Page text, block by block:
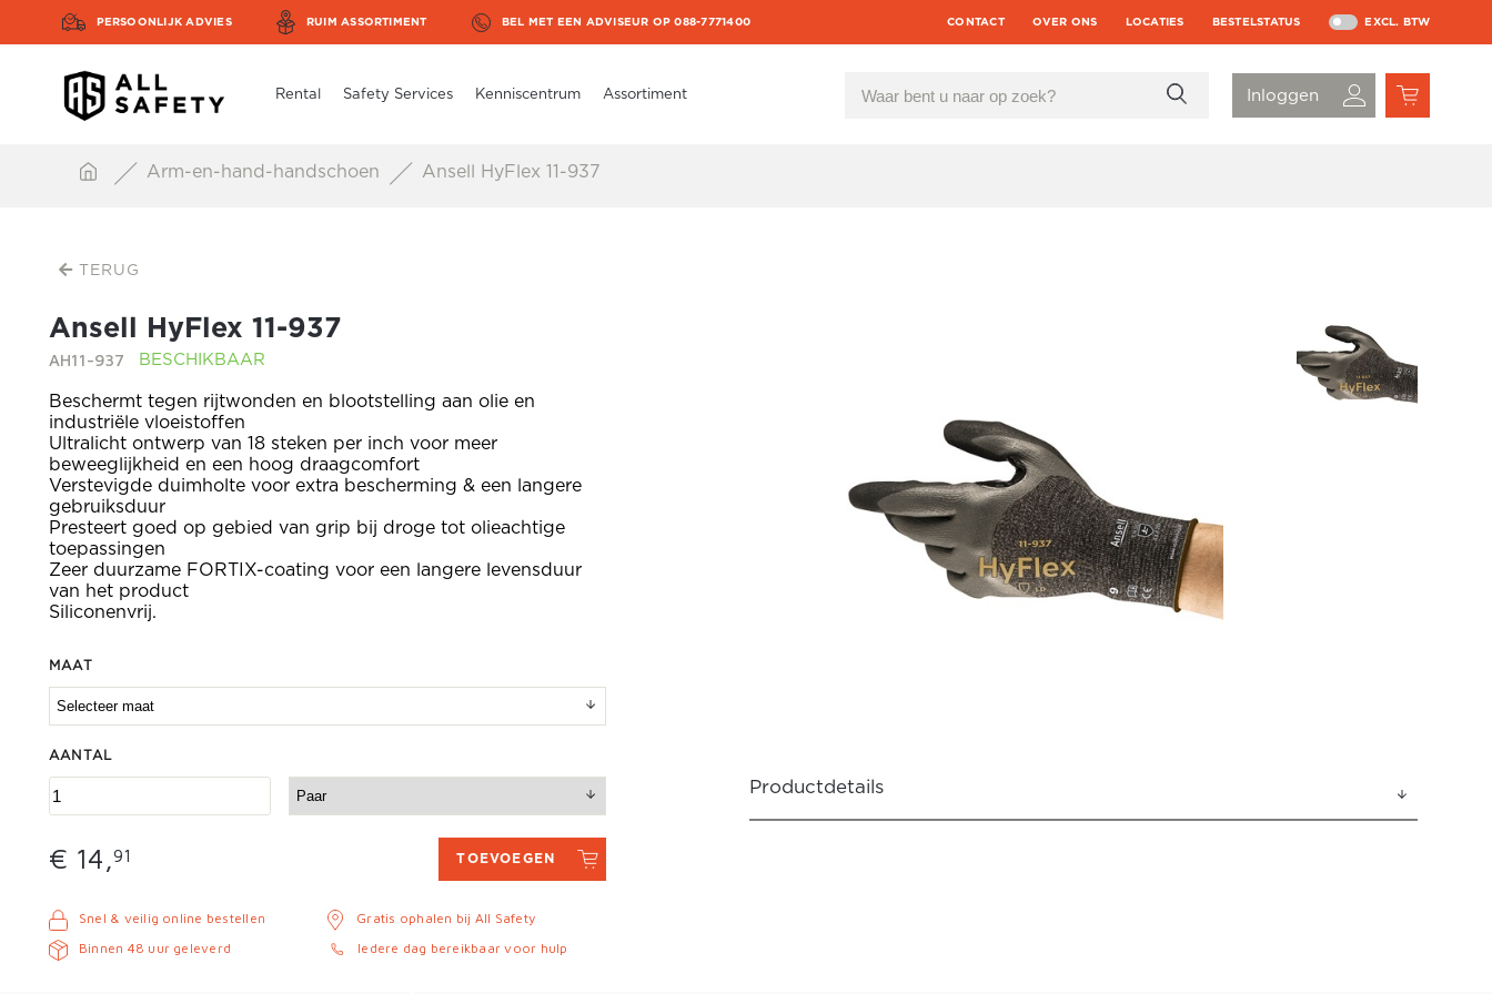
PERSOONLIJK ADVIES RUIM ASSORTIMENT BEL MET EEN ADVISEUR OP 088-7771400 CONTACT OVER ONS LOCATIES BESTELSTATUS EXCL. BTW
Rental Safety Services Kenniscentrum Assortiment
Arm-en-hand-handschoen Ansell HyFlex 11-937
TERUG
Ansell HyFlex 11-937
AH11-937 BESCHIKBAAR
Beschermt tegen rijtwonden en blootstelling aan olie en
industriële vloeistoffen
Ultralicht ontwerp van 18 steken per inch voor meer
beweeglijkheid en een hoog draagcomfort
Verstevigde duimholte voor extra bescherming & een langere
gebruiksduur
Presteert goed op gebied van grip bij droge tot olieachtige
toepassingen
Zeer duurzame FORTIX-coating voor een langere levensduur
van het product
Siliconenvrij.
MAAT
AANTAL
€ 14,91 TOEVOEGEN
Snel & veilig online bestellen
Binnen 48 uur geleverd
Gratis ophalen bij All Safety
Iedere dag bereikbaar voor hulp
Productdetails